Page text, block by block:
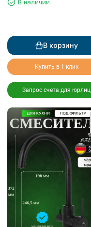
В наличии
В корзину
Купить в 1 клик
Запрос счета для юрлиц